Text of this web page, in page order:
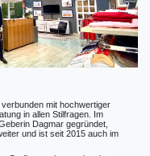
mit hochwertiger
in allen Stilfragen. Im
Dagmar gegründet,
und ist seit 2015 auch im